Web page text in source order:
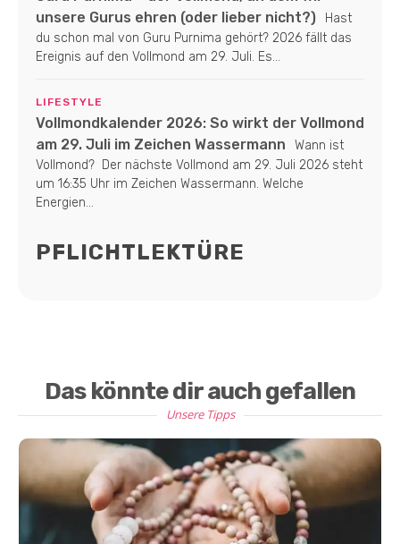
unsere Gurus ehren (oder lieber nicht?)
Hast
du schon mal von Guru Purnima gehört? 2026 fällt das
Ereignis auf den Vollmond am 29. Juli. Es...
LIFESTYLE
Vollmondkalender 2026: So wirkt der Vollmond
am 29. Juli im Zeichen Wassermann
Wann ist
Vollmond? Der nächste Vollmond am 29. Juli 2026 steht
um 16:35 Uhr im Zeichen Wassermann. Welche
Energien...
PFLICHTLEKTÜRE
Das könnte dir auch gefallen
Unsere Tipps